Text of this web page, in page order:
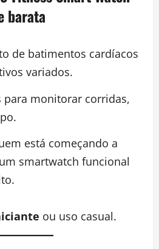
barata
de batimentos cardíacos
variados.
para monitorar corridas,
está começando a
smartwatch funcional
ou uso casual.